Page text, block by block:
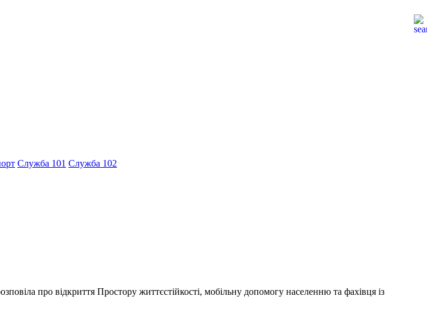
Служба 101 Служба 102
про відкриття Простору життєстійкості, мобільну допомогу населенню та фахівця із